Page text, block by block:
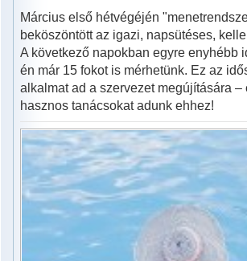
Március első hétvégéjén
beköszöntött az igazi, napsütéses,
A következő napokban egyre enyhébb
én már 15 fokot is mérhetünk. Ez az
alkalmat ad a szervezet megújítására –
hasznos tanácsokat adunk ehhez!